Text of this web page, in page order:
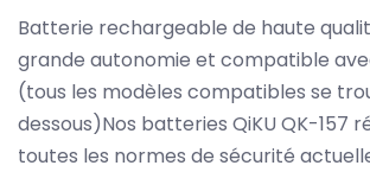
Batterie rechargeable de haute
grande autonomie et compatible
(tous les modèles compatibles se
dessous)Nos batteries QiKU QK-157
toutes les normes de sécurité